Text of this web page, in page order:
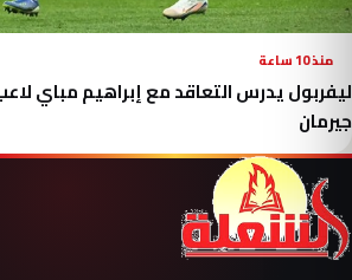
منذ 10 ساعة
ليفربول يدرس التعاقد مع إبراهيم مباي
جيرمان